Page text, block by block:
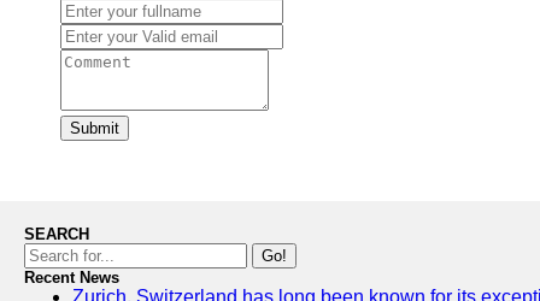
Submit
SEARCH
Go!
Recent News
Zurich, Switzerland has long been known for its